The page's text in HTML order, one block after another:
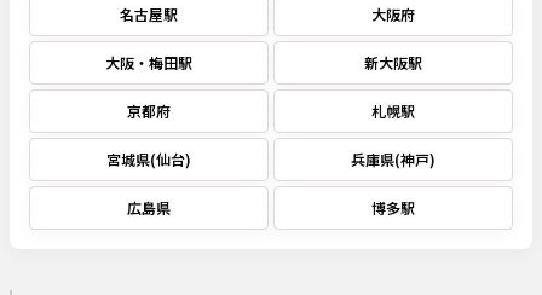
名古屋駅 大阪府
大阪・梅田駅 新大阪駅
京都府 札幌駅
宮城県(仙台) 兵庫県(神戸)
広島県 博多駅